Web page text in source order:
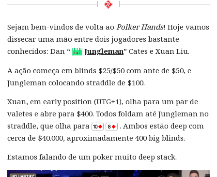
Sejam bem-vindos de volta ao Polker Hands! Hoje vamos
dissecar uma mão entre dois jogadores bastante
conhecidos: Dan “
Jungleman” Cates e Xuan Liu.
A ação começa em blinds $25/$50 com ante de $50, e
Jungleman colocando straddle de $100.
Xuan, em early position (UTG+1), olha para um par de
valetes e abre para $400. Todos foldam até Jungleman no
straddle, que olha para
. Ambos estão deep com
cerca de $40.000, aproximadamente 400 big blinds.
Estamos falando de um poker muito deep stack.